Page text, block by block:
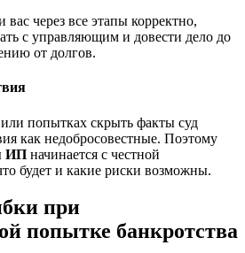
через все этапы корректно,
с управляющим и довести дело до
от долгов.
попытках скрыть факты суд
как недобросовестные. Поэтому
ИП начинается с честной
будет и какие риски возможны.
при
попытке банкротства